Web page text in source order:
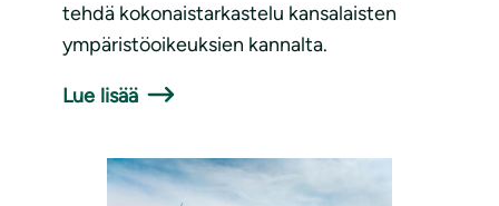
tehdä kokonaistarkastelu kansalaisten
ympäristöoikeuksien kannalta.
Lue lisää